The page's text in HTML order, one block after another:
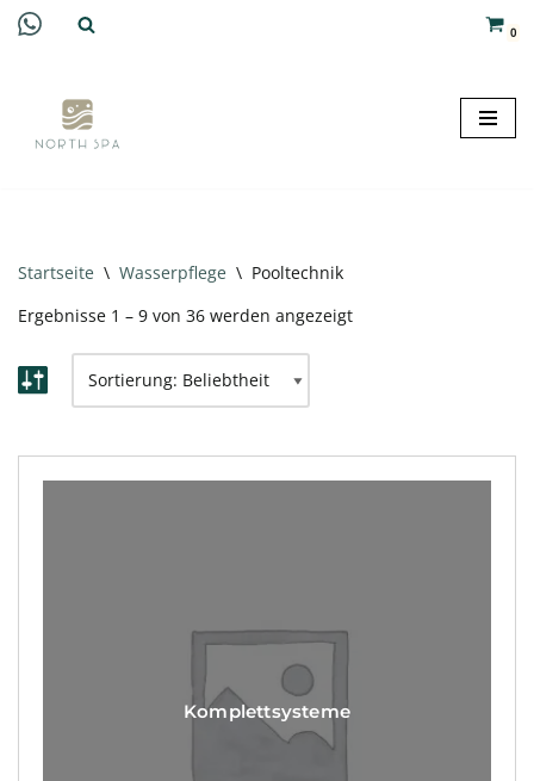
springen
0
Startseite \ Wasserpflege \ Pooltechnik
Ergebnisse 1 – 9 von 36 werden angezeigt
Komplettsysteme